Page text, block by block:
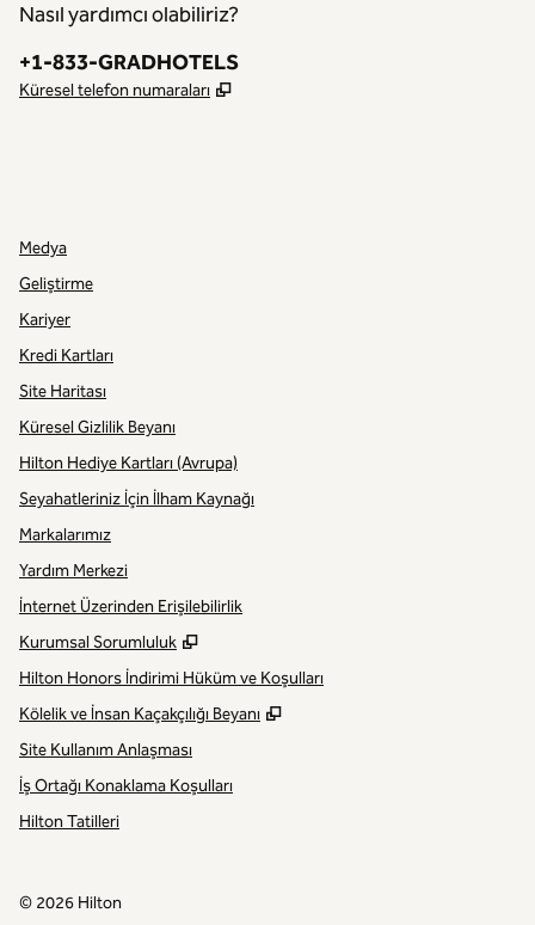
Nasıl yardımcı olabiliriz?
Telefon:
+1-833-GRADHOTELS
Küresel telefon numaraları ,
Medya
Geliştirme
Kariyer
Kredi Kartları
Site Haritası
Küresel Gizlilik Beyanı
Hilton Hediye Kartları (Avrupa)
Seyahatleriniz İçin İlham Kaynağı
Markalarımız
Yardım Merkezi
İnternet Üzerinden Erişilebilirlik
Kurumsal Sorumluluk
,
Hilton Honors İndirimi Hüküm ve Koşulları
Kölelik ve İnsan Kaçakçılığı Beyanı
,
Site Kullanım Anlaşması
İş Ortağı Konaklama Koşulları
Hilton Tatilleri
© 2026 Hilton